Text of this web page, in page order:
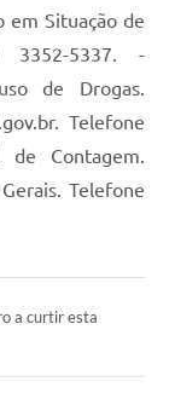
em Situação de
3352-5337. -
de Drogas.
Telefone
de Contagem.
Telefone
a curtir esta